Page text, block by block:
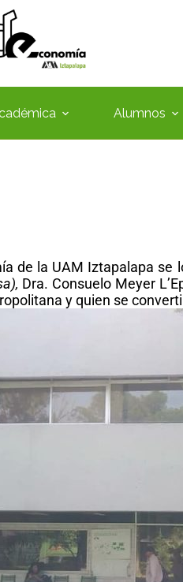
Alumnos
de la UAM Iztapalapa
Dra. Consuelo Meyer
y quien se